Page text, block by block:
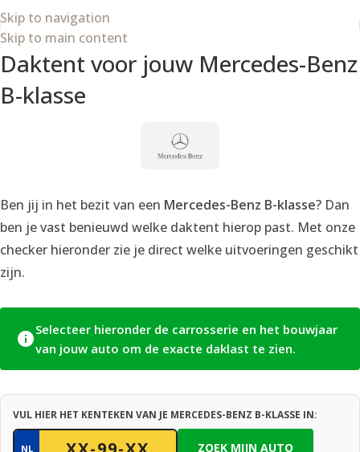
Skip to navigation
Skip to main content
Daktent voor jouw Mercedes-Benz
B-klasse
Ben jij in het bezit van een Mercedes-Benz B-klasse? Dan
ben je vast benieuwd welke daktent hierop past. Met onze
checker hieronder zie je direct welke uitvoeringen geschikt
zijn.
Selecteer hieronder de carrosserie en het bouwjaar
van jouw auto om de exacte daklast te zien.
VUL HIER HET KENTEKEN VAN JE MERCEDES-BENZ B-KLASSE IN:
NL ZOEK MIJN AUTO